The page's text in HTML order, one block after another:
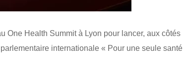
One Health Summit à Lyon pour lancer, aux côtés
internationale « Pour une seule santé